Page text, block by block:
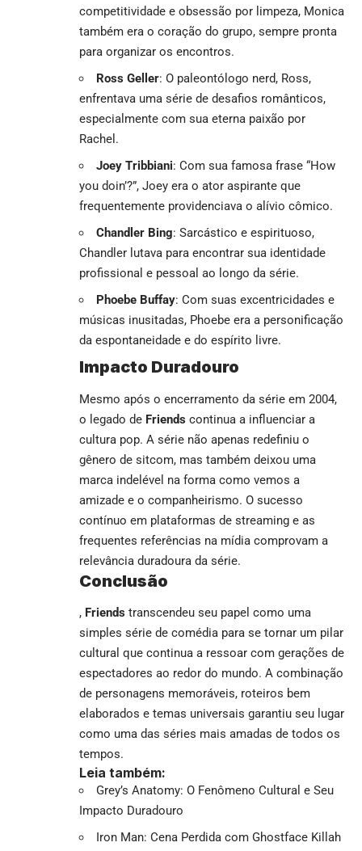
competitividade e obsessão por limpeza, Monica
também era o coração do grupo, sempre pronta
para organizar os encontros.
Ross Geller: O paleontólogo nerd, Ross,
enfrentava uma série de desafios românticos,
especialmente com sua eterna paixão por
Rachel.
Joey Tribbiani: Com sua famosa frase “How
you doin’?”, Joey era o ator aspirante que
frequentemente providenciava o alívio cômico.
Chandler Bing: Sarcástico e espirituoso,
Chandler lutava para encontrar sua identidade
profissional e pessoal ao longo da série.
Phoebe Buffay: Com suas excentricidades e
músicas inusitadas, Phoebe era a personificação
da espontaneidade e do espírito livre.
Impacto Duradouro
Mesmo após o encerramento da série em 2004,
o legado de Friends continua a influenciar a
cultura pop. A série não apenas redefiniu o
gênero de sitcom, mas também deixou uma
marca indelével na forma como vemos a
amizade e o companheirismo. O sucesso
contínuo em plataformas de streaming e as
frequentes referências na mídia comprovam a
relevância duradoura da série.
Conclusão
, Friends transcendeu seu papel como uma
simples série de comédia para se tornar um pilar
cultural que continua a ressoar com gerações de
espectadores ao redor do mundo. A combinação
de personagens memoráveis, roteiros bem
elaborados e temas universais garantiu seu lugar
como uma das séries mais amadas de todos os
tempos.
Leia também:
Grey’s Anatomy: O Fenômeno Cultural e Seu
Impacto Duradouro
Iron Man: Cena Perdida com Ghostface Killah